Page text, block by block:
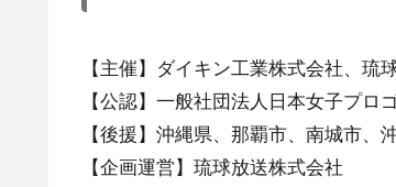
【主催】ダイキン工業株式会社、琉
【公認】一般社団法人日本女子プロ
【後援】沖縄県、那覇市、南城市
【企画運営】琉球放送株式会社